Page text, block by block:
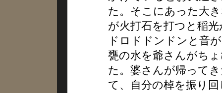
た。そこにあった大
が火打石を打つと稲
ドロドドンドンと音
甕の水を爺さんがち
た。婆さんが帰って
て、自分の棹を振り